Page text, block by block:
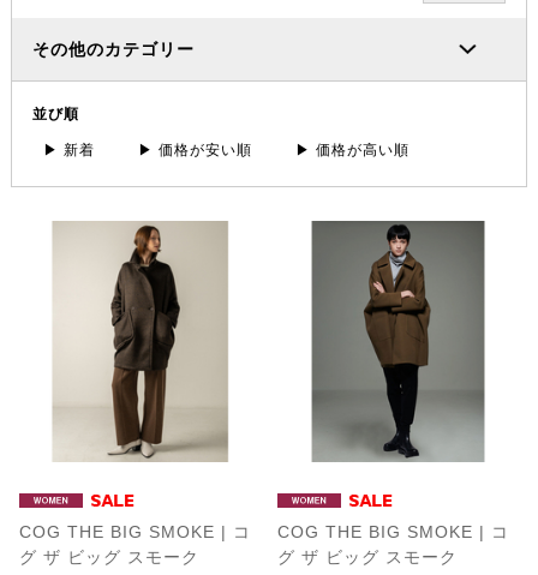
その他のカテゴリー
並び順
▶ 新着 ▶ 価格が安い順 ▶ 価格が高い順
COG THE BIG SMOKE | コ
グ ザ ビッグ スモーク
COG THE BIG SMOKE | コ
グ ザ ビッグ スモーク